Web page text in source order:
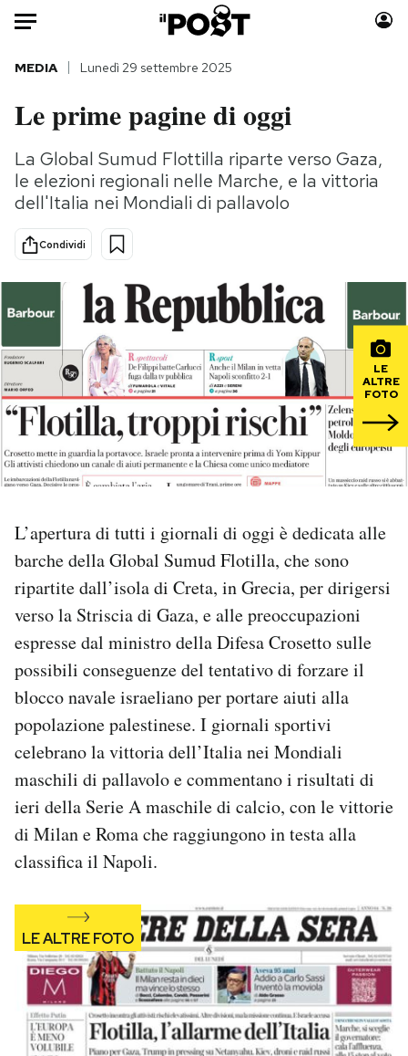
Auto
HOME
Italia
Mondo
Politica
Tecnologia
Internet
Scienza
Cultura
Economia
Sport
Moda
Libri
Consumismi
Media
Europa
Mondiali calcio 2026
PODCAST
I MIEI PREFERITI
SHOP
AREA PERSONALE
Area Personale
Newsletter
Notifiche mobile
Regala il Post
Esci
MEDIA Lunedì 29 settembre 2025
Le prime pagine di oggi
La Global Sumud Flottilla riparte verso Gaza,
le elezioni regionali nelle Marche, e la vittoria
dell'Italia nei Mondiali di pallavolo
Condividi
LE
ALTRE
FOTO
L’apertura di tutti i giornali di oggi è dedicata alle
barche della Global Sumud Flotilla, che sono
ripartite dall’isola di Creta, in Grecia, per dirigersi
verso la Striscia di Gaza, e alle preoccupazioni
espresse dal ministro della Difesa Crosetto sulle
possibili conseguenze del tentativo di forzare il
blocco navale israeliano per portare aiuti alla
popolazione palestinese. I giornali sportivi
celebrano la vittoria dell’Italia nei Mondiali
maschili di pallavolo e commentano i risultati di
ieri della Serie A maschile di calcio, con le vittorie
di Milan e Roma che raggiungono in testa alla
classifica il Napoli.